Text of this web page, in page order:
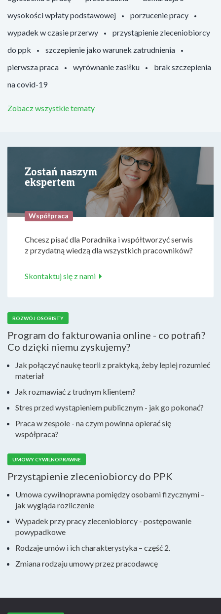
wysokości wpłaty podstawowej
porzucenie pracy
wypadek w czasie przerwy
przystąpienie zleceniobiorcy
do ppk
szczepienie jako warunek zatrudnienia
pierwsza praca
wyrównanie zasiłku
brak szczepienia
na covid-19
Zobacz wszystkie tematy
Zostań naszym
ekspertem
Współpraca
Chcesz pisać dla Poradnika i współtworzyć serwis
z przydatną wiedzą dla wszystkich pracowników?
Skontaktuj się z nami
ROZWÓJ OSOBISTY
Program do fakturowania online - co potrafi?
Co dzięki niemu zyskujemy?
Jak połączyć naukę teorii z praktyką, żeby lepiej rozumieć
materiał
Jak rozmawiać z trudnym klientem?
Stres przed wystąpieniem publicznym - jak go pokonać?
Praca w zespole - na czym powinna opierać się
współpraca?
UMOWY CYWILNOPRAWNE
Przystąpienie zleceniobiorcy do PPK
Umowa cywilnoprawna pomiędzy osobami fizycznymi –
jak wygląda rozliczenie
Wypadek przy pracy zleceniobiorcy - postępowanie
powypadkowe
Rodzaje umów i ich charakterystyka – część 2.
Zmiana rodzaju umowy przez pracodawcę